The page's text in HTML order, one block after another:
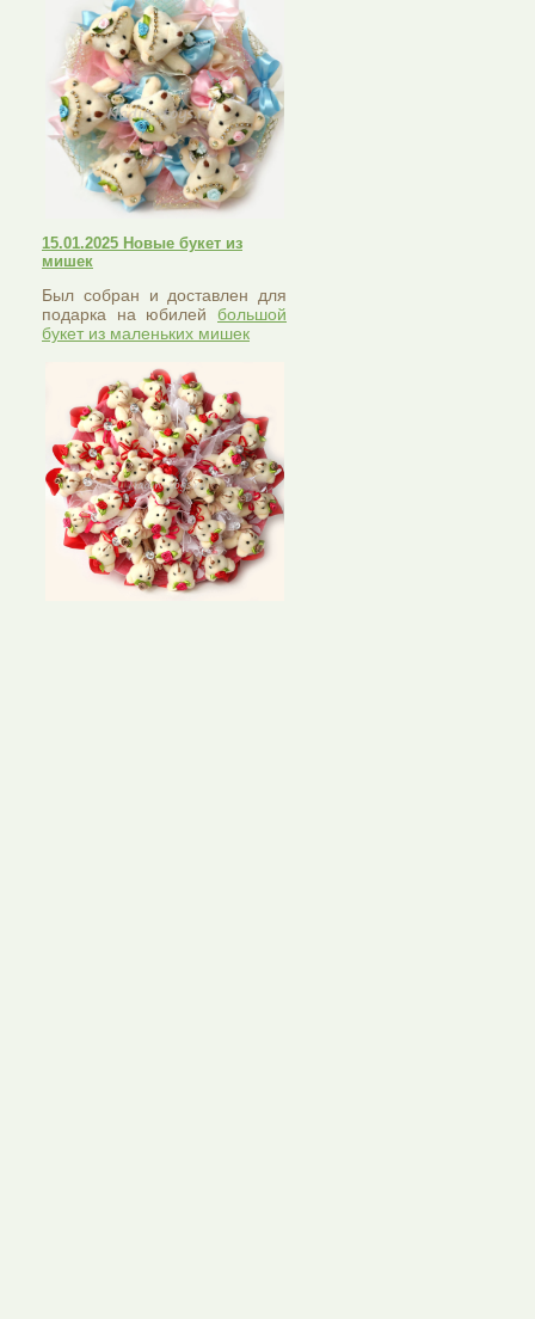
15.01.2025 Новые букет из
мишек
Был собран и доставлен для
подарка на юбилей большой
букет из маленьких мишек